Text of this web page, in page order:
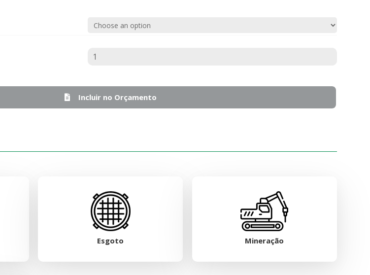
Incluir no Orçamento
Esgoto Mineração